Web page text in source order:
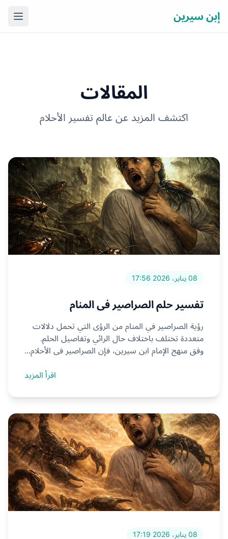
إبن سيرين فتح
المقالات
اكتشف المزيد عن عالم تفسير الأحلام
08 يناير، 2026 17:56
تفسير حلم الصراصير في المنام
رؤية الصراصير في المنام من الرؤى التي تحمل دلالات
متعددة تختلف باختلاف حال الرائي وتفاصيل الحلم.
وفق منهج الإمام ابن سيرين، فإن الصراصير في الأحلام...
اقرأ المزيد
08 يناير، 2026 17:19